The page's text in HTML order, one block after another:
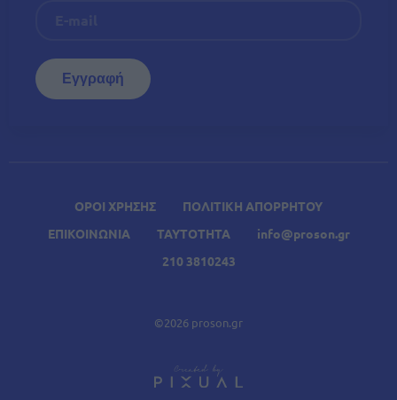
A Σχετικά Άρθρα
ΟΡΟΙ ΧΡΗΣΗΣ
ΠΟΛΙΤΙΚΗ ΑΠΟΡΡΗΤΟΥ
ΕΠΙΚΟΙΝΩΝΙΑ
ΤΑΥΤΟΤΗΤΑ
info@proson.gr
210 3810243
©2026 proson.gr